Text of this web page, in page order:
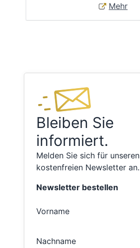
Mehr
Bleiben Sie
informiert.
Melden Sie sich für unseren
kostenfreien Newsletter an.